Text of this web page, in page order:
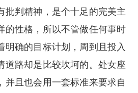
批判精神，是个十足的完美主
的性格，所以不管做任何事时
明确的目标计划，周到且投入
道路却是比较坎坷的。处女座
并且也会用一套标准来要求自